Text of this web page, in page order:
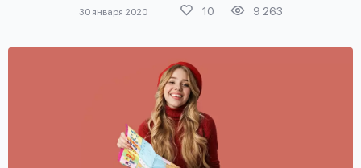
30 января 2020 10 9 263
займов,